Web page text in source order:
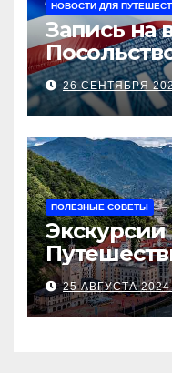
НОВОСТИ ДЛЯ
Запись на
26 СЕНТЯБРЯ
ПОЛЕЗНЫЕ СОВЕТЫ
Экскурсии
25 АВГУСТА